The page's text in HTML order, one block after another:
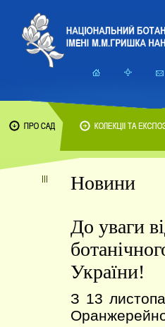
Новини
До уваги
України!
З 13